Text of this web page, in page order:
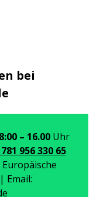
bei
8:00 – 16.00Uhr
956 330 65
| Email: